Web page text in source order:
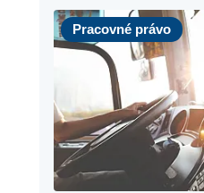
Pracovné právo
Pracovné právo